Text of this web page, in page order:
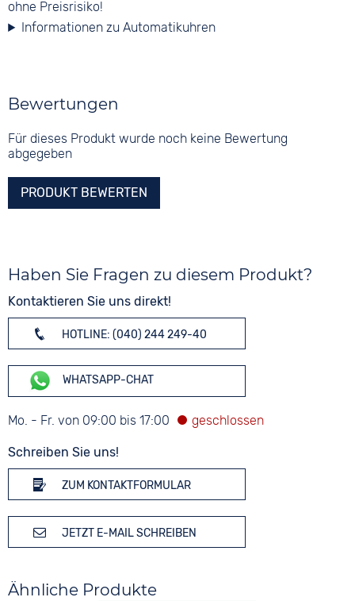
ohne Preisrisiko!
Informationen zu Automatikuhren
Bewertungen
Für dieses Produkt wurde noch keine Bewertung
abgegeben
PRODUKT BEWERTEN
Haben Sie Fragen zu diesem Produkt?
Kontaktieren Sie uns direkt!
HOTLINE: (040) 244 249-40
WHATSAPP-CHAT
Mo. - Fr. von 09:00 bis 17:00
Schreiben Sie uns!
ZUM KONTAKTFORMULAR
JETZT E-MAIL SCHREIBEN
Ähnliche Produkte